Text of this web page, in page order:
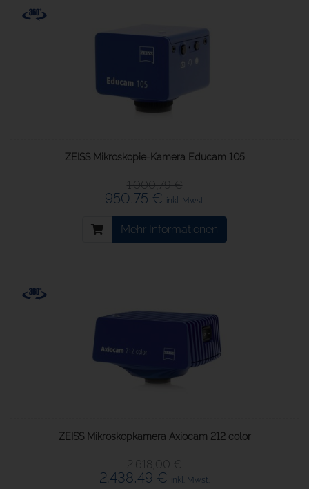
ZEISS Mikroskopie-Kamera Educam 105
1.000,79 €
950,75 € inkl. Mwst.
Mehr Informationen
ZEISS Mikroskopkamera Axiocam 212 color
2.618,00 €
2.438,49 € inkl. Mwst.